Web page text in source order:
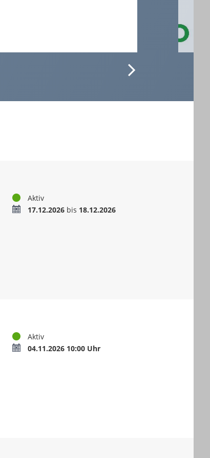
StatusAktiv
Termin17.12.2026 bis 18.12.2026
StatusAktiv
Termin04.11.2026 10:00 Uhr